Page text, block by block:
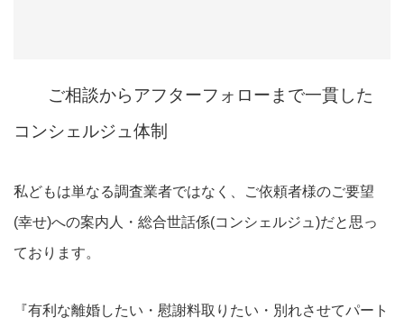
ご相談からアフターフォローまで一貫した
コンシェルジュ体制
私どもは単なる調査業者ではなく、ご依頼者様のご要望
(幸せ)への案内人・総合世話係(コンシェルジュ)だと思っ
ております。
『有利な離婚したい・慰謝料取りたい・別れさせてパート